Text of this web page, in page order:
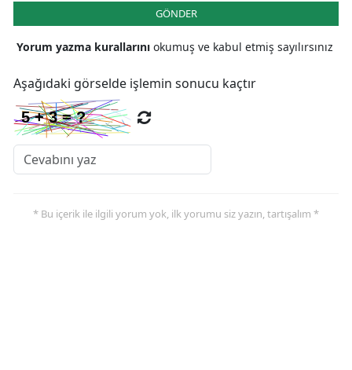
Iğdır
Yalova
Karabük
Osmaniye
Düzce
GÖNDER
Yorum yazma kurallarını okumuş ve kabul etmiş sayılırsınız
Aşağıdaki görselde işlemin sonucu kaçtır
* Bu içerik ile ilgili yorum yok, ilk yorumu siz yazın, tartışalım *